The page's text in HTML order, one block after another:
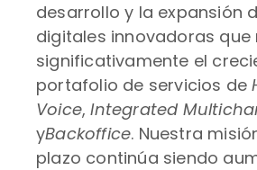
desarrollo y la expansión
digitales innovadoras que
significativamente el
portafolio de servicios de
Voice,Integrated
yBackoffice. Nuestra
plazo continúa siendo